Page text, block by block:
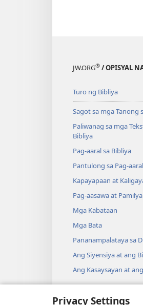
Privacy Settings
JW.ORG® / OPISYAL
Turo ng Bibliya
Sagot sa mga Tanong
Paliwanag sa mga
Bibliya
Pag-aaral sa Bibliya
Pantulong sa Pag-
Kapayapaan at
Pag-aasawa at Pamilya
Mga Kabataan
Mga Bata
Pananampalataya sa
Ang Siyensiya at ang
Ang Kasaysayan at